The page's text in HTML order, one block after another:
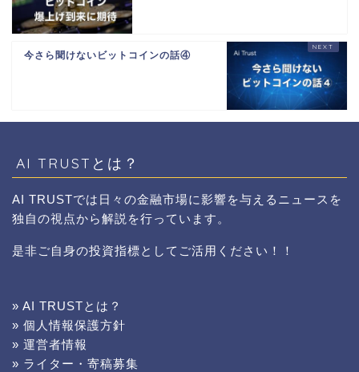
今さら聞けないビットコインの話④
AI TRUSTとは？
AI TRUSTでは日々の金融市場に影響を与えるニュースを
独自の視点から解説を行っています。
是非ご自身の投資指標としてご活用ください！！
» AI TRUSTとは？
» 個人情報保護方針
» 運営者情報
» ライター・寄稿募集